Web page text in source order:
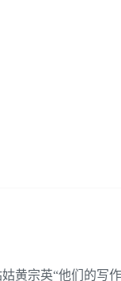
黄宗英“他们的写